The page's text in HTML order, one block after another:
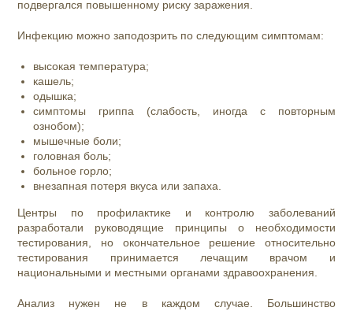
подвергался повышенному риску заражения.
Инфекцию можно заподозрить по следующим симптомам:
высокая температура;
кашель;
одышка;
симптомы гриппа (слабость, иногда с повторным
ознобом);
мышечные боли;
головная боль;
больное горло;
внезапная потеря вкуса или запаха.
Центры по профилактике и контролю заболеваний
разработали руководящие принципы о необходимости
тестирования, но окончательное решение относительно
тестирования принимается лечащим врачом и
национальными и местными органами здравоохранения.
Анализ нужен не в каждом случае. Большинство